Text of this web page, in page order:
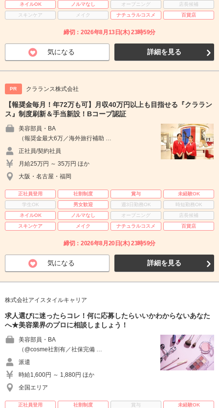
ネイルOK
ノルマなし オープニング
店長候補
スキンケア
メイク ナチュラルコスメ 百貨店
締切：2026年8月13日(木) 23時59分
気になる 詳細を見る
PR クラランス株式会社
【報奨金毎月！年72万も可】月収40万円以上も目指せる『クララン
ス』制度刷新＆手当新設！Bコープ認証
美容部員・BA
（報奨金最大6万／海外旅行補助 …
正社員/契約社員
月給25万円 ～ 35万円 ほか
大阪・名古屋・福岡
正社員登用 社割制度 賞与
未経験OK
学生OK
男女歓迎 週3日勤務OK
時短勤務OK
ネイルOK
ノルマなし オープニング
店長候補
スキンケア
メイク ナチュラルコスメ 百貨店
締切：2026年8月20日(木) 23時59分
気になる 詳細を見る
株式会社アイスタイルキャリア
求人選びに迷ったらコレ！何に応募したらいいかわからないあなた
へ★美容業界のプロに相談しましょう！
美容部員・BA
（@cosme社割有／社保完備 …
派遣
時給1,600円 ～ 1,880円 ほか
全国エリア
正社員登用 社割制度 賞与
未経験OK